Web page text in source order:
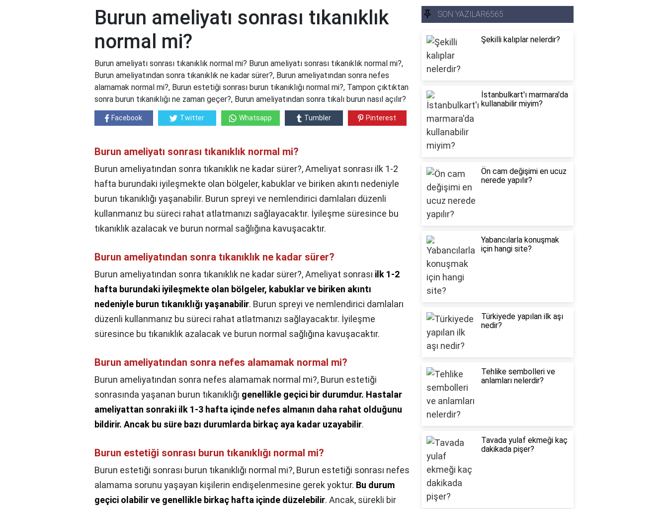
Burun ameliyatı sonrası tıkanıklık
normal mi?
Burun ameliyatı sonrası tıkanıklık normal mi? Burun ameliyatı sonrası tıkanıklık normal mi?,
Burun ameliyatından sonra tıkanıklık ne kadar sürer?, Burun ameliyatından sonra nefes
alamamak normal mi?, Burun estetiği sonrası burun tıkanıklığı normal mi?, Tampon çıktıktan
sonra burun tıkanıklığı ne zaman geçer?, Burun ameliyatından sonra tıkalı burun nasıl açılır?
Facebook Twitter Whatsapp Tumbler Pinterest
Burun ameliyatı sonrası tıkanıklık normal mi?
Burun ameliyatından sonra tıkanıklık ne kadar sürer?, Ameliyat sonrası ilk 1-2
hafta burundaki iyileşmekte olan bölgeler, kabuklar ve biriken akıntı nedeniyle
burun tıkanıklığı yaşanabilir. Burun spreyi ve nemlendirici damlaları düzenli
kullanmanız bu süreci rahat atlatmanızı sağlayacaktır. İyileşme süresince bu
tıkanıklık azalacak ve burun normal sağlığına kavuşacaktır.
Burun ameliyatından sonra tıkanıklık ne kadar sürer?
Burun ameliyatından sonra tıkanıklık ne kadar sürer?,Ameliyat sonrası ilk 1-2
hafta burundaki iyileşmekte olan bölgeler, kabuklar ve biriken akıntı
nedeniyle burun tıkanıklığı yaşanabilir. Burun spreyi ve nemlendirici damlaları
düzenli kullanmanız bu süreci rahat atlatmanızı sağlayacaktır. İyileşme
süresince bu tıkanıklık azalacak ve burun normal sağlığına kavuşacaktır.
Burun ameliyatından sonra nefes alamamak normal mi?
Burun ameliyatından sonra nefes alamamak normal mi?, Burun estetiği
sonrasında yaşanan burun tıkanıklığı genellikle geçici bir durumdur. Hastalar
ameliyattan sonraki ilk 1-3 hafta içinde nefes almanın daha rahat olduğunu
bildirir. Ancak bu süre bazı durumlarda birkaç aya kadar uzayabilir.
Burun estetiği sonrası burun tıkanıklığı normal mi?
Burun estetiği sonrası burun tıkanıklığı normal mi?, Burun estetiği sonrası nefes
alamama sorunu yaşayan kişilerin endişelenmesine gerek yoktur. Bu durum
geçici olabilir ve genellikle birkaç hafta içinde düzelebilir. Ancak, sürekli bir
SON YAZILAR6565
Şekilli kalıplar nelerdir?
İstanbulkart'ı marmara'da
kullanabilir miyim?
Ön cam değişimi en ucuz
nerede yapılır?
Yabancılarla konuşmak
için hangi site?
Türkiyede yapılan ilk aşı
nedir?
Tehlike sembolleri ve
anlamları nelerdir?
Tavada yulaf ekmeği kaç
dakikada pişer?